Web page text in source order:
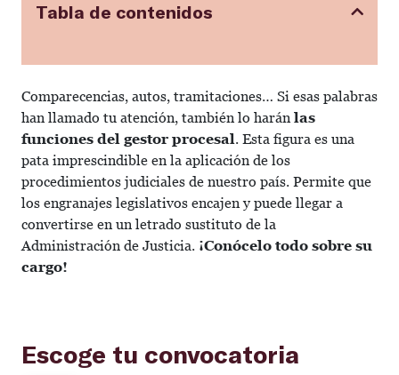
Tabla de contenidos
Comparecencias, autos, tramitaciones… Si esas palabras
han llamado tu atención, también lo harán las
funciones del gestor procesal. Esta figura es una
pata imprescindible en la aplicación de los
procedimientos judiciales de nuestro país. Permite que
los engranajes legislativos encajen y puede llegar a
convertirse en un letrado sustituto de la
Administración de Justicia. ¡Conócelo todo sobre su
cargo!
Escoge tu convocatoria